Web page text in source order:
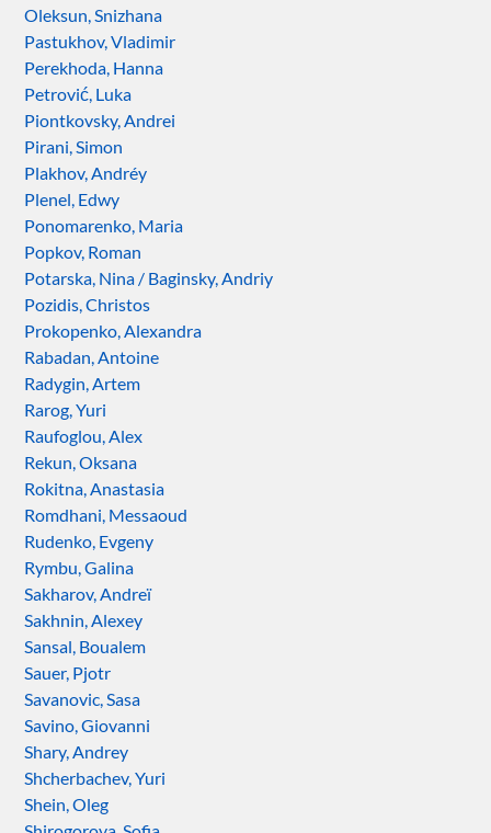
Oleksun, Snizhana
Pastukhov, Vladimir
Perekhoda, Hanna
Petrović, Luka
Piontkovsky, Andrei
Pirani, Simon
Plakhov, Andréy
Plenel, Edwy
Ponomarenko, Maria
Popkov, Roman
Potarska, Nina / Baginsky, Andriy
Pozidis, Christos
Prokopenko, Alexandra
Rabadan, Antoine
Radygin, Artem
Rarog, Yuri
Raufoglou, Alex
Rekun, Oksana
Rokitna, Anastasia
Romdhani, Messaoud
Rudenko, Evgeny
Rymbu, Galina
Sakharov, Andreï
Sakhnin, Alexey
Sansal, Boualem
Sauer, Pjotr
Savanovic, Sasa
Savino, Giovanni
Shary, Andrey
Shcherbachev, Yuri
Shein, Oleg